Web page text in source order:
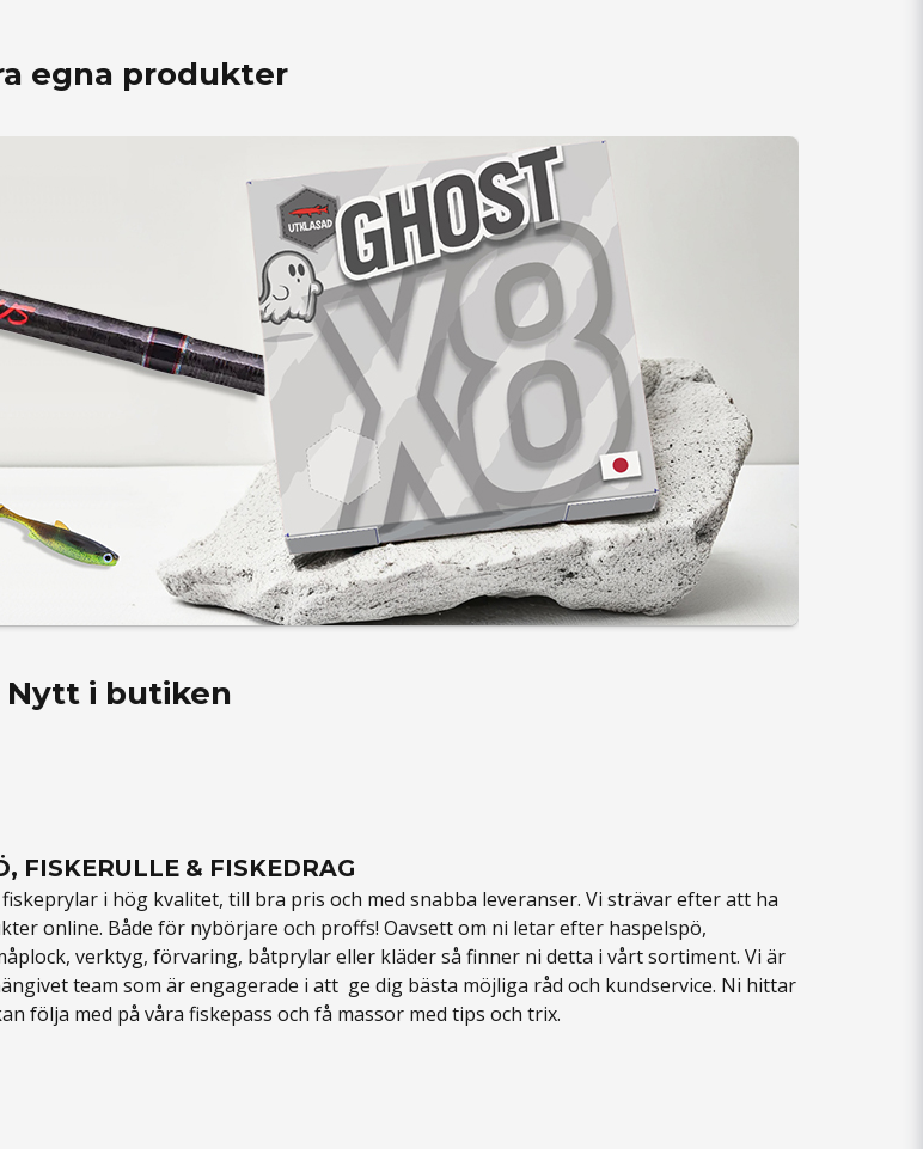
egna produkter
Nytt i butiken
FISKERULLE & FISKEDRAG
i hög kvalitet, till bra pris och med snabba leveranser. Vi strävar efter att ha
online. Både för nybörjare och proffs! Oavsett om ni letar efter haspelspö,
, verktyg, förvaring, båtprylareller kläderså finner ni detta i vårt sortiment. Vi är
team som är engagerade i att ge dig bästa möjliga råd och kundservice. Ni hittar
följa med på våra fiskepass och få massor med tips och trix.